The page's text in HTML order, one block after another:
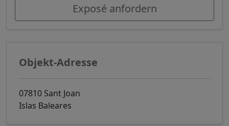
Exposé anfordern
Objekt-Adresse
07810 Sant Joan
Islas Baleares